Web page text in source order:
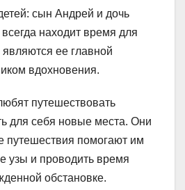
сын Андрей и дочь
находит время для
ее главной
вдохновения.
путешествовать
для себя новые места. Они
путешествия помогают им
узы и проводить время
обстановке.